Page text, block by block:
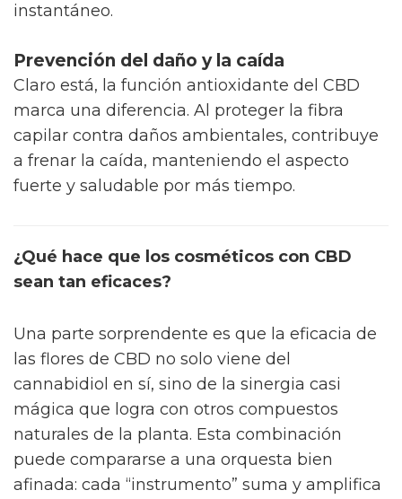
instantáneo.
Prevención del daño y la caída
Claro está, la función antioxidante del CBD
marca una diferencia. Al proteger la fibra
capilar contra daños ambientales, contribuye
a frenar la caída, manteniendo el aspecto
fuerte y saludable por más tiempo.
¿Qué hace que los cosméticos con CBD
sean tan eficaces?
Una parte sorprendente es que la eficacia de
las flores de CBD no solo viene del
cannabidiol en sí, sino de la sinergia casi
mágica que logra con otros compuestos
naturales de la planta. Esta combinación
puede compararse a una orquesta bien
afinada: cada “instrumento” suma y amplifica